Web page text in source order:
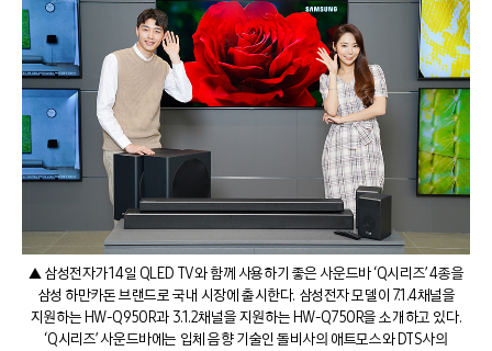
▲ 삼성전자가 14일 QLED TV와 함께 사용하기 좋은 사운드바 ‘Q시리즈’ 4종을
삼성 하만카돈 브랜드로 국내 시장에 출시한다. 삼성전자 모델이 7.1.4채널을
지원하는 HW-Q950R과 3.1.2채널을 지원하는 HW-Q750R을 소개하고 있다.
‘Q시리즈’ 사운드바에는 입체 음향 기술인 돌비사의 애트모스와 DTS사의